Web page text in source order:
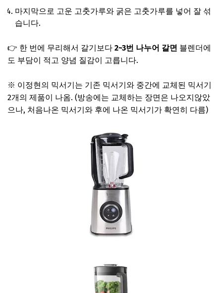
마지막으로 고운 고춧가루와 굵은 고춧가루를 넣어 잘 섞
습니다.
👉 한 번에 무리해서 갈기보다 2~3번 나누어 갈면 블렌더에
도 부담이 적고 양념 질감이 고릅니다.
※ 이정현의 믹서기는 기존 믹서기와 중간에 교체된 믹서기
2개의 제품이 나옴. (방송에는 교체하는 장면은 나오지않았
으나, 처음나온 믹서기와 후에 나온 믹서기가 확연히 다름)